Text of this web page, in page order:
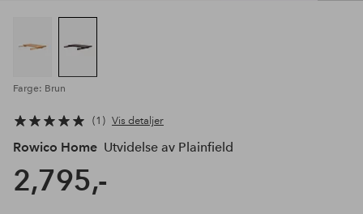
Farge: Brun
1 Vis detaljer
Rowico Home Utvidelse av Plainfield
2,795,-